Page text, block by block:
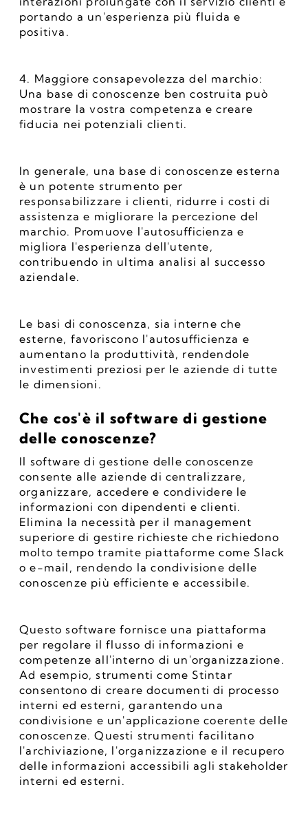
portando a un'esperienza più fluida e
positiva.
4. Maggiore consapevolezza del marchio:
Una base di conoscenze ben costruita può
mostrare la vostra competenza e creare
fiducia nei potenziali clienti.
In generale, una base di conoscenze esterna
è un potente strumento per
responsabilizzare i clienti, ridurre i costi di
assistenza e migliorare la percezione del
marchio. Promuove l'autosufficienza e
migliora l'esperienza dell'utente,
contribuendo in ultima analisi al successo
aziendale.
Le basi di conoscenza, sia interne che
esterne, favoriscono l'autosufficienza e
aumentano la produttività, rendendole
investimenti preziosi per le aziende di tutte
le dimensioni.
Che cos'è il software di gestione
delle conoscenze?
Il software di gestione delle conoscenze
consente alle aziende di centralizzare,
organizzare, accedere e condividere le
informazioni con dipendenti e clienti.
Elimina la necessità per il management
superiore di gestire richieste che richiedono
molto tempo tramite piattaforme come Slack
o e-mail, rendendo la condivisione delle
conoscenze più efficiente e accessibile.
Questo software fornisce una piattaforma
per regolare il flusso di informazioni e
competenze all'interno di un'organizzazione.
Ad esempio, strumenti come Stintar
consentono di creare documenti di processo
interni ed esterni, garantendo una
condivisione e un'applicazione coerente delle
conoscenze. Questi strumenti facilitano
l'archiviazione, l'organizzazione e il recupero
delle informazioni accessibili agli stakeholder
interni ed esterni.